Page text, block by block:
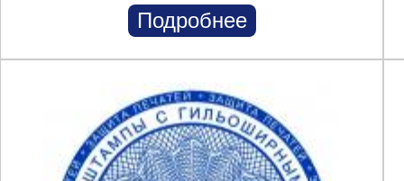
Подробнее